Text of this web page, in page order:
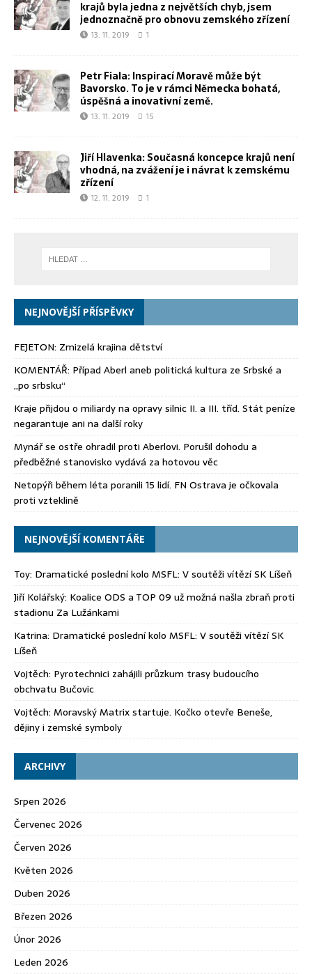
krajů byla jedna z největších chyb, jsem
jednoznačně pro obnovu zemského zřízení
13. 11. 2019 1
Petr Fiala: Inspirací Moravě může být
Bavorsko. To je v rámci Německa bohatá,
úspěšná a inovativní země.
13. 11. 2019 15
Jiří Hlavenka: Současná koncepce krajů není
vhodná, na zvážení je i návrat k zemskému
zřízení
12. 11. 2019 1
NEJNOVĚJŠÍ PŘÍSPĚVKY
FEJETON: Zmizelá krajina dětství
KOMENTÁŘ: Případ Aberl aneb politická kultura ze Srbské a
„po srbsku“
Kraje přijdou o miliardy na opravy silnic II. a III. tříd. Stát peníze
negarantuje ani na další roky
Mynář se ostře ohradil proti Aberlovi. Porušil dohodu a
předběžné stanovisko vydává za hotovou věc
Netopýři během léta poranili 15 lidí. FN Ostrava je očkovala
proti vzteklině
NEJNOVĚJŠÍ KOMENTÁŘE
Toy: Dramatické poslední kolo MSFL: V soutěži vítězí SK Líšeň
Jiří Kolářský: Koalice ODS a TOP 09 už možná našla zbraň proti
stadionu Za Lužánkami
Katrina: Dramatické poslední kolo MSFL: V soutěži vítězí SK
Líšeň
Vojtěch: Pyrotechnici zahájili průzkum trasy budoucího
obchvatu Bučovic
Vojtěch: Moravský Matrix startuje. Kočko otevře Beneše,
dějiny i zemské symboly
ARCHIVY
Srpen 2026
Červenec 2026
Červen 2026
Květen 2026
Duben 2026
Březen 2026
Únor 2026
Leden 2026